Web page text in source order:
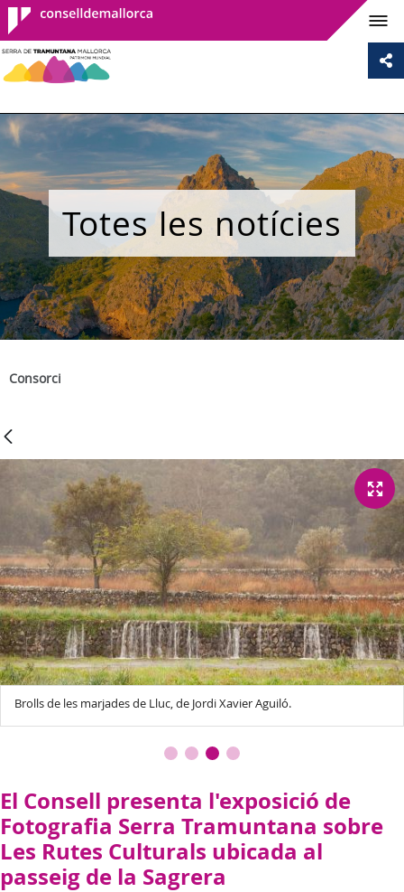
Consell de
Mallorca
Totes les notícies
Consorci
Brolls de les marjades de Lluc, de Jordi Xavier Aguiló.
El Consell presenta l'exposició de
Fotografia Serra Tramuntana sobre
Les Rutes Culturals ubicada al
passeig de la Sagrera